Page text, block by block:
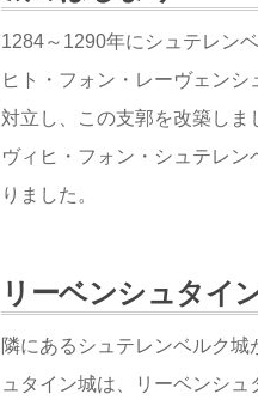
1284～1290年にシュテレン
ヒト・フォン・レーヴェン
対立し、この支郭を改築し
ヴィヒ・フォン・シュテレ
りました。
リーベンシュタイ
隣にあるシュテレンベルク
ュタイン城は、リーベンシ